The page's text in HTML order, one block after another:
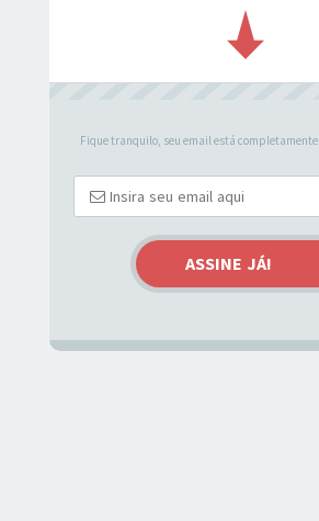
Fique tranquilo, seu email está completamente